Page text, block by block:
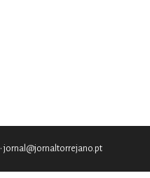
• jornal@jornaltorrejano.pt